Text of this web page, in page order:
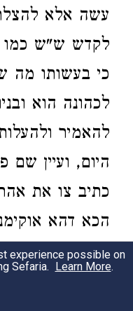
עשה אלא
לקדש ש"ש
כי בעשותו מה
לכהונה הוא
להאמיר
היום, ועיין
כתיב צו את
הכא דהא
והכא אתיהיבת
מחשבה,
experience possible on
Sefaria. Learn More.